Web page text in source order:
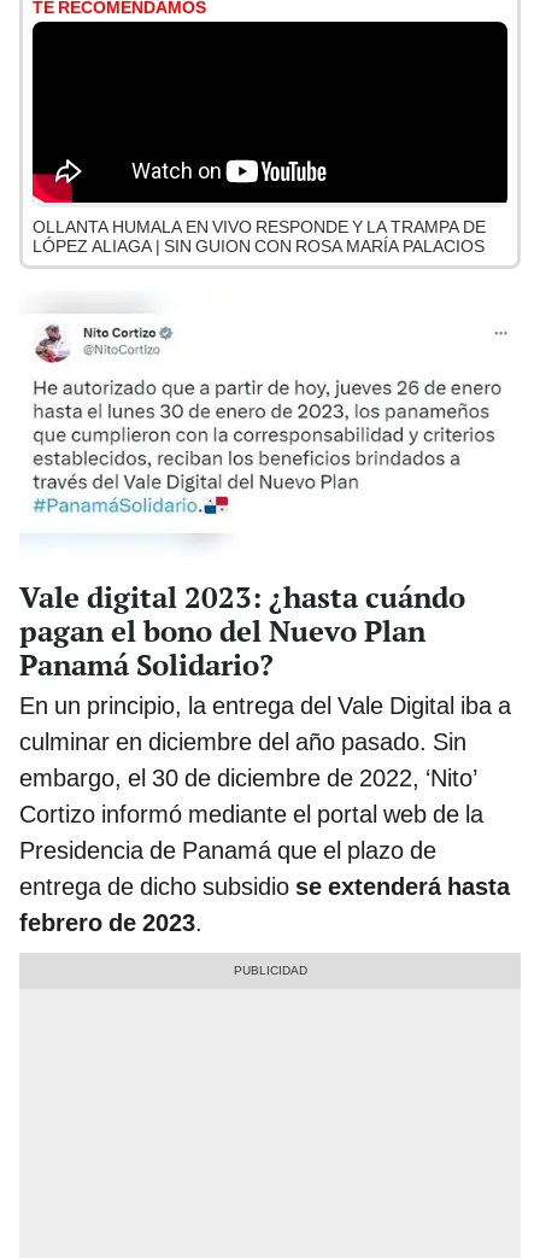
TE RECOMENDAMOS
OLLANTA HUMALA EN VIVO RESPONDE Y LA TRAMPA DE
LÓPEZ ALIAGA | SIN GUION CON ROSA MARÍA PALACIOS
Vale digital 2023: ¿hasta cuándo
pagan el bono del Nuevo Plan
Panamá Solidario?
En un principio, la entrega del Vale Digital iba a
culminar en diciembre del año pasado. Sin
embargo, el 30 de diciembre de 2022, ‘Nito’
Cortizo informó mediante el portal web de la
Presidencia de Panamá que el plazo de
entrega de dicho subsidio se extenderá hasta
febrero de 2023.